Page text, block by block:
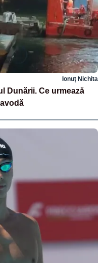
Ionuț Nichita
Dunării. Ce urmează